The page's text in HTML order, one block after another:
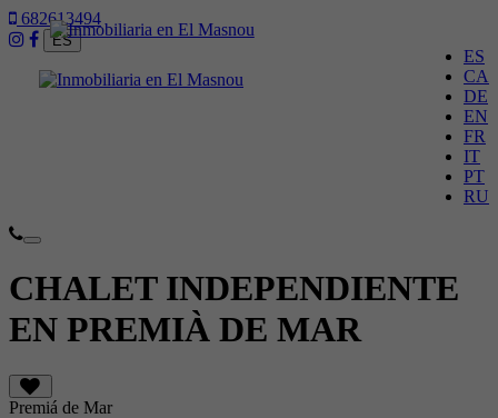
682613494
ES
ES
CA
DE
EN
FR
IT
PT
RU
Toggle
CHALET INDEPENDIENTE
EN PREMIÀ DE MAR
Premiá de Mar